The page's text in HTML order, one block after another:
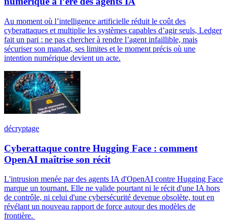
Au moment où l’intelligence artificielle réduit le coût des
cyberattaques et multiplie les systèmes capables d’agir seuls, Ledger
fait un pari : ne pas chercher à rendre l’agent infaillible, mais
sécuriser son mandat, ses limites et le moment précis où une
intention numérique devient un acte.
décryptage
Cyberattaque contre Hugging Face : comment
OpenAI maîtrise son récit
L'intrusion menée par des agents IA d'OpenAI contre Hugging Face
marque un tournant. Elle ne valide pourtant ni le récit d'une IA hors
de contrôle, ni celui d'une cybersécurité devenue obsolète, tout en
révélant un nouveau rapport de force autour des modèles de
frontière.